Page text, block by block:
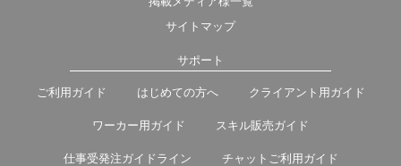
サイトマップ
サポート
ご利用ガイド はじめての方へ クライアント用ガイド
ワーカー用ガイド スキル販売ガイド
仕事受発注ガイドライン チャットご利用ガイド